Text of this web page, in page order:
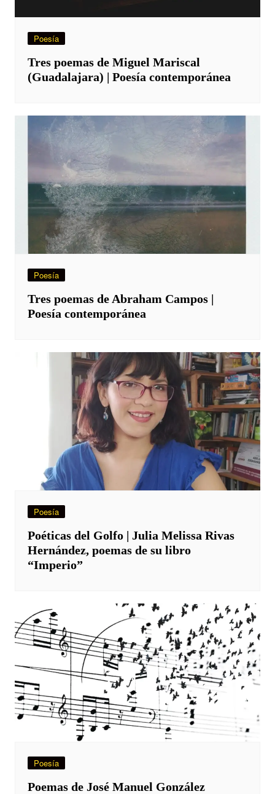
Poesía
Tres poemas de Miguel Mariscal
(Guadalajara) | Poesía contemporánea
Poesía
Tres poemas de Abraham Campos |
Poesía contemporánea
Poesía
Poéticas del Golfo | Julia Melissa Rivas
Hernández, poemas de su libro
“Imperio”
Poesía
Poemas de José Manuel González